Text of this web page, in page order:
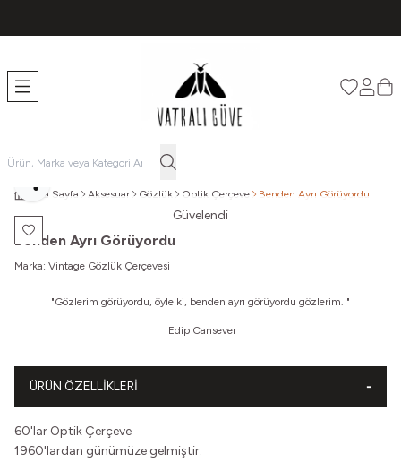
Favorilerim
Ana Sayfa Aksesuar Gözlük Optik Çerçeve Benden Ayrı Görüyordu
Güvelendi
Favoriye Ekle
Paylaş
Benden Ayrı Görüyordu
Marka: Vintage Gözlük Çerçevesi
"Gözlerim görüyordu, öyle ki, benden ayrı görüyordu gözlerim. "
Edip Cansever
ÜRÜN ÖZELLIKLERI
60'lar Optik Çerçeve
1960'lardan günümüze gelmiştir.